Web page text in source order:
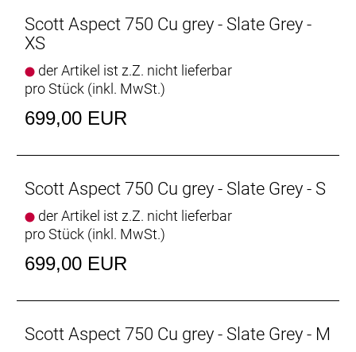
Scott Aspect 750 Cu grey - Slate Grey -
XS
der Artikel ist z.Z. nicht lieferbar
pro Stück (inkl. MwSt.)
699,00 EUR
Scott Aspect 750 Cu grey - Slate Grey - S
der Artikel ist z.Z. nicht lieferbar
pro Stück (inkl. MwSt.)
699,00 EUR
Scott Aspect 750 Cu grey - Slate Grey - M